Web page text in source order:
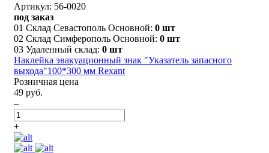
Артикул: 56-0020
под заказ
01 Склад Севастополь Основной: 0 шт
02 Склад Симферополь Основной: 0 шт
03 Удаленный склад: 0 шт
Наклейка эвакуационный знак "Указатель запасного
выхода"100*300 мм Rexant
Розничная цена
49 руб.
–
+